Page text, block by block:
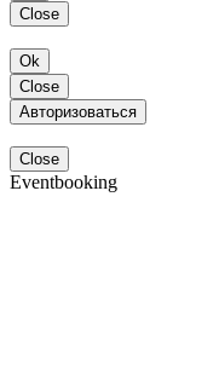
Close
Ok
Close
Авторизоваться
Close
Eventbooking